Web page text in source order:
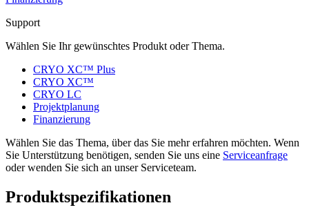
Support
Wählen Sie Ihr gewünschtes Produkt oder Thema.
CRYO XC™ Plus
CRYO XC™
CRYO LC
Projektplanung
Finanzierung
Wählen Sie das Thema, über das Sie mehr erfahren möchten. Wenn
Sie Unterstützung benötigen, senden Sie uns eine Serviceanfrage
oder wenden Sie sich an unser Serviceteam.
Produktspezifikationen